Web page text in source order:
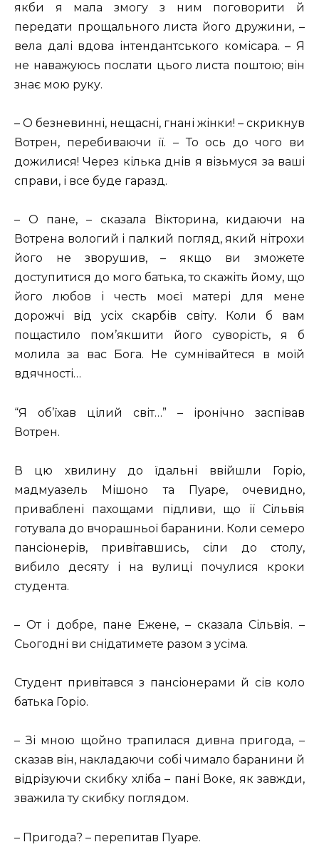
якби я мала змогу з ним поговорити й
передати прощального листа його дружини, –
вела далі вдова інтендантського комісара. – Я
не наважуюсь послати цього листа поштою; він
знає мою руку.
– О безневинні, нещасні, гнані жінки! – скрикнув
Вотрен, перебиваючи її. – То ось до чого ви
дожилися! Через кілька днів я візьмуся за ваші
справи, і все буде гаразд.
– О пане, – сказала Вікторина, кидаючи на
Вотрена вологий і палкий погляд, який нітрохи
його не зворушив, – якщо ви зможете
доступитися до мого батька, то скажіть йому, що
його любов і честь моєї матері для мене
дорожчі від усіх скарбів світу. Коли б вам
пощастило пом’якшити його суворість, я б
молила за вас Бога. Не сумнівайтеся в моїй
вдячності…
“Я об’їхав цілий світ…” – іронічно заспівав
Вотрен.
В цю хвилину до їдальні ввійшли Горіо,
мадмуазель Мішоно та Пуаре, очевидно,
приваблені пахощами підливи, що її Сільвія
готувала до вчорашньої баранини. Коли семеро
пансіонерів, привітавшись, сіли до столу,
вибило десяту і на вулиці почулися кроки
студента.
– От і добре, пане Ежене, – сказала Сільвія. –
Сьогодні ви снідатимете разом з усіма.
Студент привітався з пансіонерами й сів коло
батька Горіо.
– Зі мною щойно трапилася дивна пригода, –
сказав він, накладаючи собі чимало баранини й
відрізуючи скибку хліба – пані Воке, як завжди,
зважила ту скибку поглядом.
– Пригода? – перепитав Пуаре.